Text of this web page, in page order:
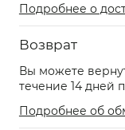
Подробнее о
Возврат
Вы можете
течение 14 дней
Подробнее об